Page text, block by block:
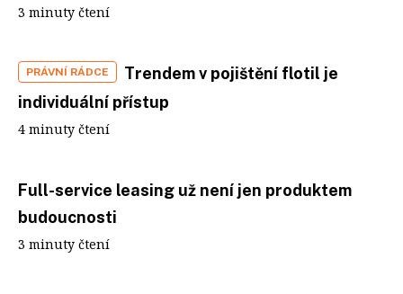
3 minuty čtení
PRÁVNÍ RÁDCE
Trendem v pojištění flotil je
individuální přístup
4 minuty čtení
Full-service leasing už není jen produktem
budoucnosti
3 minuty čtení